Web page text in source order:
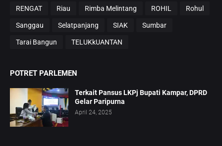
RENGAT Riau Rimba Melintang ROHIL Rohul
Sanggau Selatpanjang SIAK Sumbar
Tarai Bangun TELUKkUANTAN
POTRET PARLEMEN
Terkait Pansus LKPj Bupati Kampar, DPRD
Gelar Paripurna
April 24, 2025